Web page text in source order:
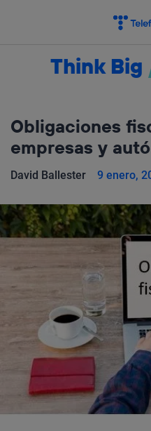
Think Big
Obligaciones
empresas y
David Ballester 9 enero,